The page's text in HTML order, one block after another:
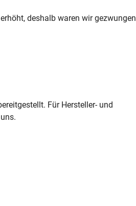
deshalb waren wir gezwungen
Für Hersteller- und